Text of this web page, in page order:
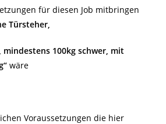
für diesen Job mitbringen
Türsteher,
100kg schwer, mit
wäre
Voraussetzungen die hier